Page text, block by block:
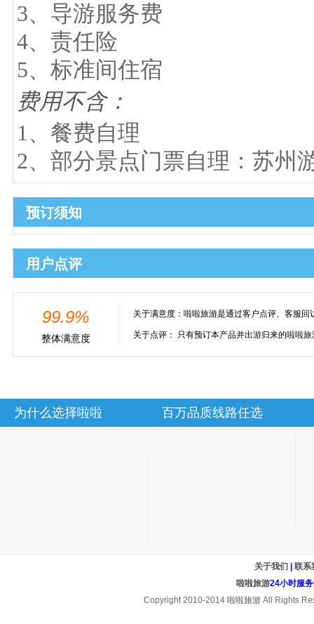
3、导游服务费
4、责任险
5、标准间住宿
费用不含：
1、餐费自理
2、部分景点门票自理：苏州
预订须知
用户点评
99.9%
整体满意度
关于满意度： 啦啦旅游是通过客户点评、客服回
关于点评： 只有预订本产品并出游归来的啦啦
为什么选择啦啦 百万品质线路任选
关于我们
联系
啦啦旅游24小时服
Copyright 2010-2014 啦啦旅游All Rights